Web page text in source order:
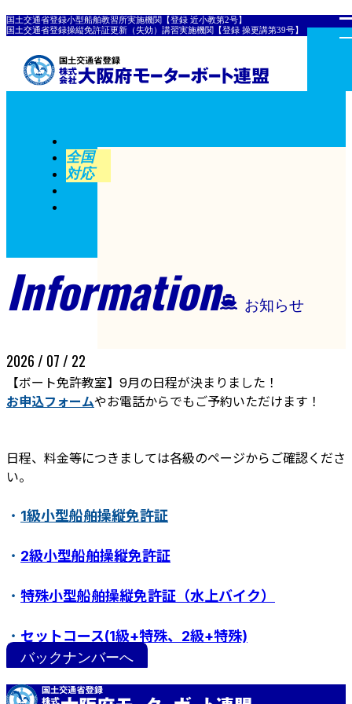
国土交通省登録小型船舶教習所実施機関【登録 近小教第2号】
国土交通省登録操縦免許証更新（失効）講習実施機関【登録 操更講第39号】
ボート免許教室
全国
対応
紛失･訂正手続き
小型船舶操縦免許証について
Information お知らせ
2026 / 07 / 22
【ボート免許教室】9月の日程が決まりました！
お申込フォームやお電話からでもご予約いただけます！
日程、料金等につきましては各級のページからご確認くださ
い。
・ 1級小型船舶操縦免許証
・ 2級小型船舶操縦免許証
・ 特殊小型船舶操縦免許証（水上バイク）
・ セットコース(1級+特殊、2級+特殊)
バックナンバーへ